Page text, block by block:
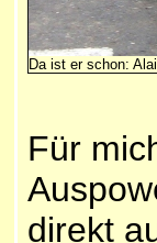
Da ist er schon:
Für
direkt